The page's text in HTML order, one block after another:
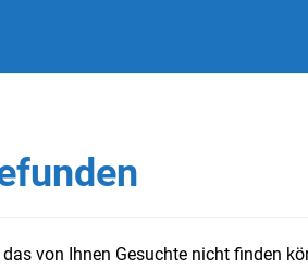
von Ihnen Gesuchte nicht finden